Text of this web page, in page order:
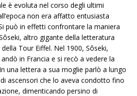
è evoluta nel corso degli ultimi
non era affatto entusiasta
può in effetti confrontare la maniera
altro gigante della letteratura
Tour Eiffel. Nel 1900, Sôseki,
in Francia e si recò a vedere la
una lettera a sua moglie parlò a lungo
ascensori che lo aveva condotto fino
dimenticando persino di